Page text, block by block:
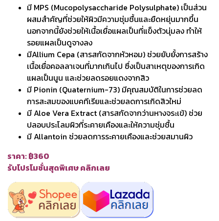
มี MPS (Mucopolysaccharide Polysulphate) เป็นส่วน
ผสมสำคัญที่ช่วยให้ผิวมีความชุ่มชื้นและยืดหยุ่นมากขึ้น
นอกจากนี้ยังช่วยให้เนื้อเยื่อแผลเป็นที่แข็งตัวนุ่มลง ทำให้
รอยแผลเป็นดูจางลง
มีAllium Cepa (สารสกัดจากหัวหอม) ช่วยยับยั้งการสร้าง
เนื้อเยื่อคอลลาเจนที่มากเกินไป ซึ่งเป็นสาเหตุของการเกิด
แผลเป็นนูน และช่วยลดรอยแดงจากสิว
มี Pionin (Quaternium-73) มีคุณสมบัติในการช่วยลด
การสะสมของแบคทีเรียและช่วยลดการเกิดสิวใหม่
มี Aloe Vera Extract (สารสกัดจากว่านหางจระเข้) ช่วย
ปลอบประโลมผิวที่ระคายเคืองและให้ความชุ่มชื้น
มี Allantoin ช่วยลดการระคายเคืองและช่วยสมานผิว
ราคา: ฿360
รับโปรโมชั่นสุดพิเศษ คลิกเลย